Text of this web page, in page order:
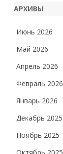
АРХИВЫ
Июнь 2026
Май 2026
Апрель 2026
Февраль 2026
Январь 2026
Декабрь 2025
Ноябрь 2025